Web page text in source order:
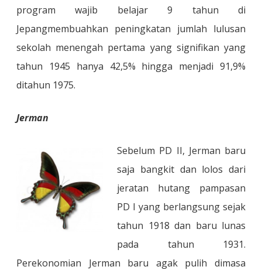
program wajib belajar 9 tahun di
Jepangmembuahkan peningkatan jumlah lulusan
sekolah menengah pertama yang signifikan yang
tahun 1945 hanya 42,5% hingga menjadi 91,9%
ditahun 1975.
Jerman
Sebelum PD II, Jerman baru
saja bangkit dan lolos dari
jeratan hutang pampasan
PD I yang berlangsung sejak
tahun 1918 dan baru lunas
pada tahun 1931.
Perekonomian Jerman baru agak pulih dimasa